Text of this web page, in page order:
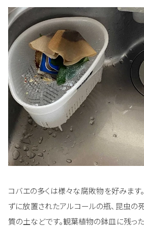
コバエの多くは様々な腐敗物を好みます
ずに放置されたアルコールの瓶、昆虫の
質の土などです。観葉植物の鉢皿に残っ